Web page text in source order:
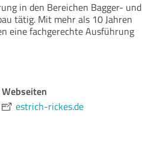
in den Bereichen Bagger- und
tätig. Mit mehr als 10 Jahren
eine fachgerechte Ausführung
Webseiten
estrich-rickes.de